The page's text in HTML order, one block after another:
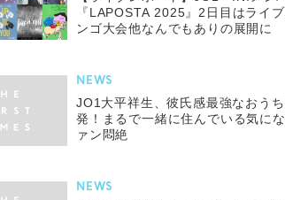
『LAPOSTA 2025』2日目はライ
ンゴ大会他なんでもありの展開に
NEWS
JO1大平祥生、彼氏感最強なおう
発！まるで一緒に住んでいる気に
ァン悶絶
NEWS